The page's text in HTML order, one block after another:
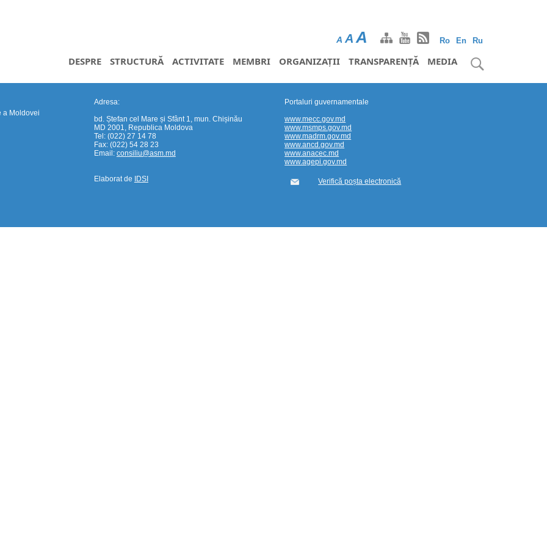
Ro En Ru
A A A
DESPRE STRUCTURĂ ACTIVITATE MEMBRI ORGANIZAȚII TRANSPARENȚĂ MEDIA
a Moldovei
Adresa:
bd. Ștefan cel Mare și Sfânt 1, mun. Chișinău
MD 2001, Republica Moldova
Tel: (022) 27 14 78
Fax: (022) 54 28 23
Email: consiliu@asm.md
Elaborat de IDSI
Portaluri guvernamentale
www.mecc.gov.md
www.msmps.gov.md
www.madrm.gov.md
www.ancd.gov.md
www.anacec.md
www.agepi.gov.md
Verifică poșta electronică